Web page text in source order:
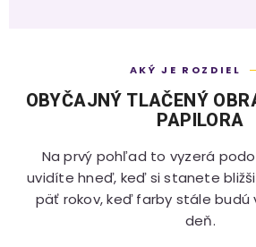
AKÝ JE ROZDIEL
OBYČAJNÝ TLAČENÝ
PAPILORA
Na prvý pohľad to vyzerá
uvidíte hneď, keď si stanete
päť rokov, keď farby stále budú
deň.